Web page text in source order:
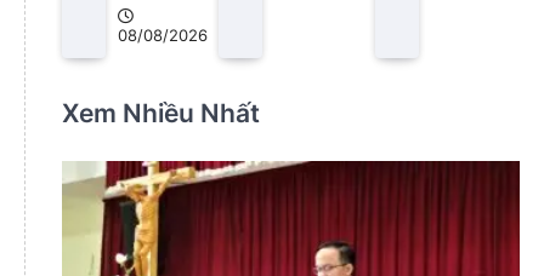
08/08/2026
Xem Nhiều Nhất